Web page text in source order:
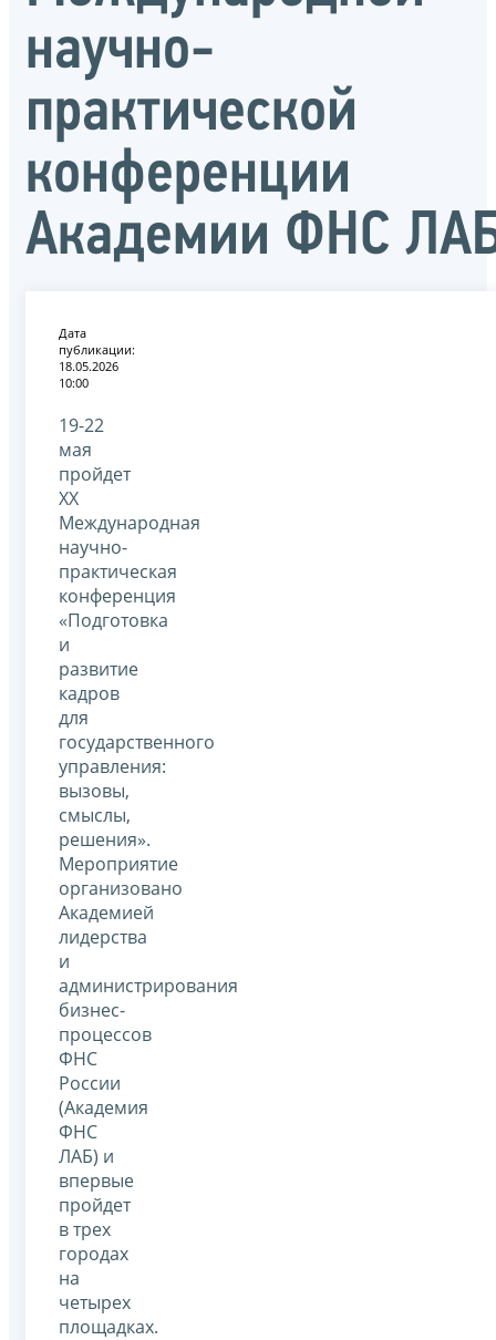
научно-
практической
конференции
Академии ФНС
Дата
публикации:
18.05.2026
10:00
19-22
мая
пройдет
XX
Международная
научно-
практическая
конференция
«Подготовка
и
развитие
кадров
для
государственного
управления:
вызовы,
смыслы,
решения».
Мероприятие
организовано
Академией
лидерства
и
администрирования
бизнес-
процессов
ФНС
России
(Академия
ФНС
ЛАБ) и
впервые
пройдет
в трех
городах
на
четырех
площадках.